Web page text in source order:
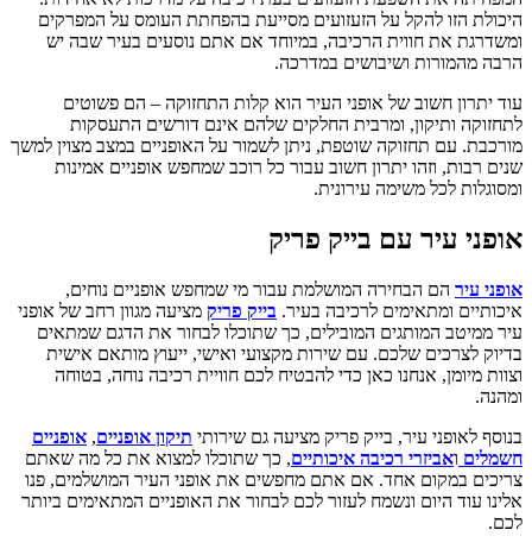
היכולת הזו להקל על הזעזועים מסייעת בהפחתת העומס על המפרקים
ומשדרגת את חווית הרכיבה, במיוחד אם אתם נוסעים בעיר שבה יש
הרבה מהמורות ושיבושים במדרכה.
עוד יתרון חשוב של אופני העיר הוא קלות התחזוקה – הם פשוטים
לתחזוקה ותיקון, ומרבית החלקים שלהם אינם דורשים התעסקות
מורכבת. עם תחזוקה שוטפת, ניתן לשמור על האופניים במצב מצוין למשך
שנים רבות, וזהו יתרון חשוב עבור כל רוכב שמחפש אופניים אמינות
ומסוגלות לכל משימה עירונית.
אופני עיר עם בייק פריק
אופני עיר הם הבחירה המושלמת עבור מי שמחפש אופניים נוחים,
איכותיים ומתאימים לרכיבה בעיר. בייק פריק מציעה מגוון רחב של אופני
עיר ממיטב המותגים המובילים, כך שתוכלו לבחור את הדגם שמתאים
בדיוק לצרכים שלכם. עם שירות מקצועי ואישי, ייעוץ מותאם אישית
וצוות מיומן, אנחנו כאן כדי להבטיח לכם חוויית רכיבה נוחה, בטוחה
ומהנה.
בנוסף לאופני עיר, בייק פריק מציעה גם שירותי תיקון אופניים, אופניים
חשמלים ואביזרי רכיבה איכותיים, כך שתוכלו למצוא את כל מה שאתם
צריכים במקום אחד. אם אתם מחפשים את אופני העיר המושלמים, פנו
אלינו עוד היום ונשמח לעזור לכם לבחור את האופניים המתאימים ביותר
לכם.